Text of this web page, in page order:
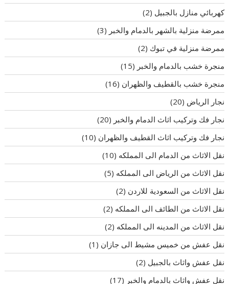
كهربائي منازل بالجبيل (2)
ممرضة منزلية بالشهر بالدمام والخبر (3)
ممرضة منزلية في تبوك (2)
منجرة خشب بالدمام والخبر (15)
منجرة خشب بالقطيف والظهران (16)
نجار الرياض (20)
نجار فك وتركيب اثاث الدمام والخبر (20)
نجار فك وتركيب اثاث القطيف والظهران (10)
نقل الاثاث من الدمام الى المملكه (10)
نقل الاثاث من الرياض الى المملكه (5)
نقل الاثاث من السعودية للاردن (2)
نقل الاثاث من الطائف الى المملكه (2)
نقل الاثاث من المدينه الى المملكه (2)
نقل عفش من خميس مشيط الى جازان (1)
نقل عفش واثاث بالجبيل (2)
نقل عفش واثاث بالدمام والخبر (17)